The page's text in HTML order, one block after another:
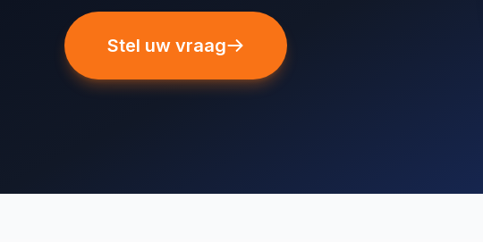
Stel uw vraag